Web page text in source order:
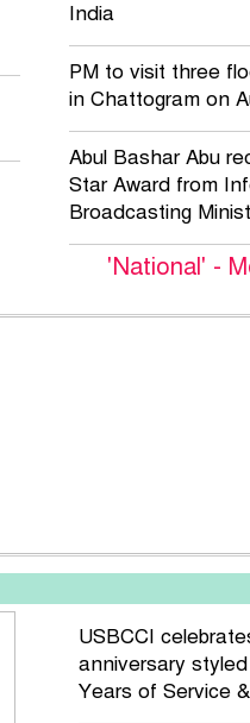
India
PM to visit three
in Chattogram on
Abul Bashar Abu
Star Award from
Broadcasting
'National' -
USBCCI
anniversary
Years of Service